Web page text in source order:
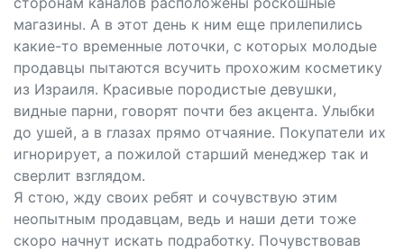
магазины. А в этот день к ним еще прилепились
какие-то временные лоточки, с которых молодые
продавцы пытаются всучить прохожим косметику
из Израиля. Красивые породистые девушки,
видные парни, говорят почти без акцента. Улыбки
до ушей, а в глазах прямо отчаяние. Покупатели их
игнорирует, а пожилой старший менеджер так и
сверлит взглядом.
Я стою, жду своих ребят и сочувствую этим
неопытным продавцам, ведь и наши дети тоже
скоро начнут искать подработку. Почувствовав